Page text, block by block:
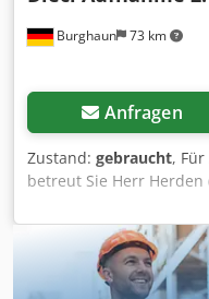
Burghaun 73 km
Anfragen
Zustand: gebraucht,
betreut Sie Herr
Leichtgutschaufel /
verfügbar Preis:
Gewicht (kg): 491 -
Aufnahme finden Sie